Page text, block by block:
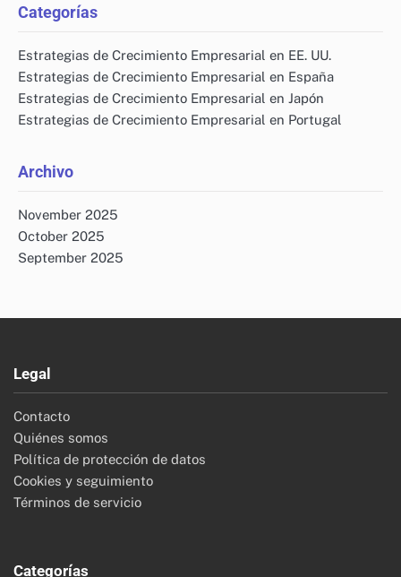
Categorías
Estrategias de Crecimiento Empresarial en EE. UU.
Estrategias de Crecimiento Empresarial en España
Estrategias de Crecimiento Empresarial en Japón
Estrategias de Crecimiento Empresarial en Portugal
Archivo
November 2025
October 2025
September 2025
Legal
Contacto
Quiénes somos
Política de protección de datos
Cookies y seguimiento
Términos de servicio
Categorías